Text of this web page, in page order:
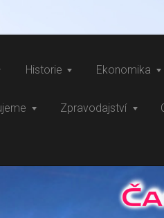
Historie Ekonomika
Zpravodajství